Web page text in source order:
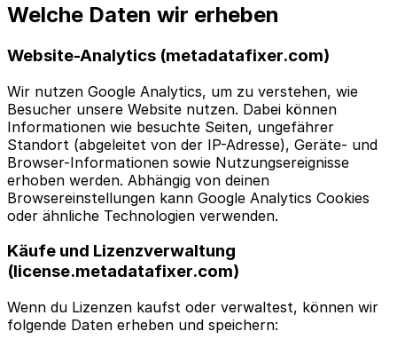
Welche Daten wir erheben
Website-Analytics (metadatafixer.com)
Wir nutzen Google Analytics, um zu verstehen, wie
Besucher unsere Website nutzen. Dabei können
Informationen wie besuchte Seiten, ungefährer
Standort (abgeleitet von der IP-Adresse), Geräte- und
Browser-Informationen sowie Nutzungsereignisse
erhoben werden. Abhängig von deinen
Browsereinstellungen kann Google Analytics Cookies
oder ähnliche Technologien verwenden.
Käufe und Lizenzverwaltung
(license.metadatafixer.com)
Wenn du Lizenzen kaufst oder verwaltest, können wir
folgende Daten erheben und speichern: